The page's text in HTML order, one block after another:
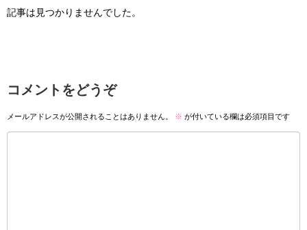
記事は見つかりませんでした。
コメントをどうぞ
メールアドレスが公開されることはありません。 ※ が付いている欄は必須項目です